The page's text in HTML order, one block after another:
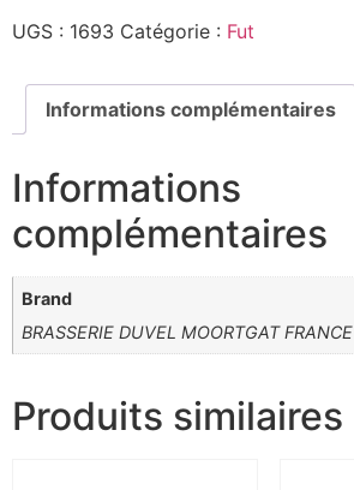
UGS : 1693 Catégorie : Fut
Informations complémentaires
Informations
complémentaires
Brand
BRASSERIE DUVEL MOORTGAT FRANCE
Produits similaires